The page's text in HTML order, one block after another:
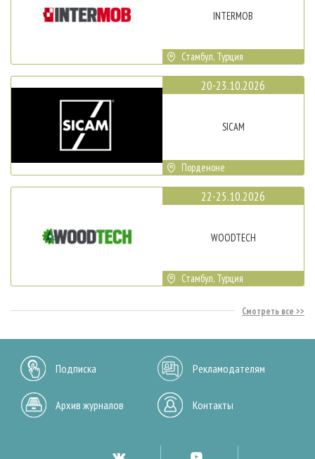
INTERMOB
Стамбул, Турция
20-23.10.2026
SICAM
Порденоне
22-25.10.2026
WOODTECH
Стамбул, Турция
Смотреть все
Подписка Рекламодателям
Архив журналов Контакты